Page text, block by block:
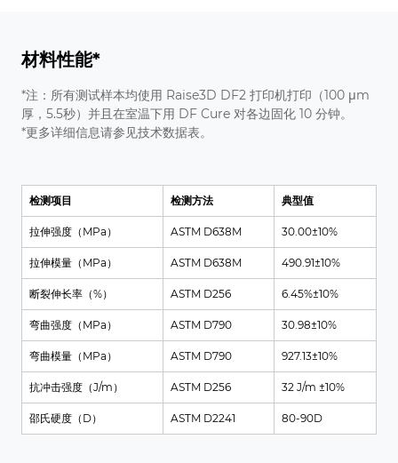
材料性能*
*注：所有测试样本均使用 Raise3D DF2 打印机打印（100 μm
厚，5.5秒）并且在室温下用 DF Cure 对各边固化 10 分钟。
*更多详细信息请参见技术数据表。
检测项目 检测方法 典型值
拉伸强度（MPa） ASTM D638M 30.00±10%
拉伸模量（MPa） ASTM D638M 490.91±10%
断裂伸长率（%） ASTM D256 6.45%±10%
弯曲强度（MPa） ASTM D790 30.98±10%
弯曲模量（MPa） ASTM D790 927.13±10%
抗冲击强度（J/m） ASTM D256 32 J/m ±10%
邵氏硬度（D） ASTM D2241 80-90D